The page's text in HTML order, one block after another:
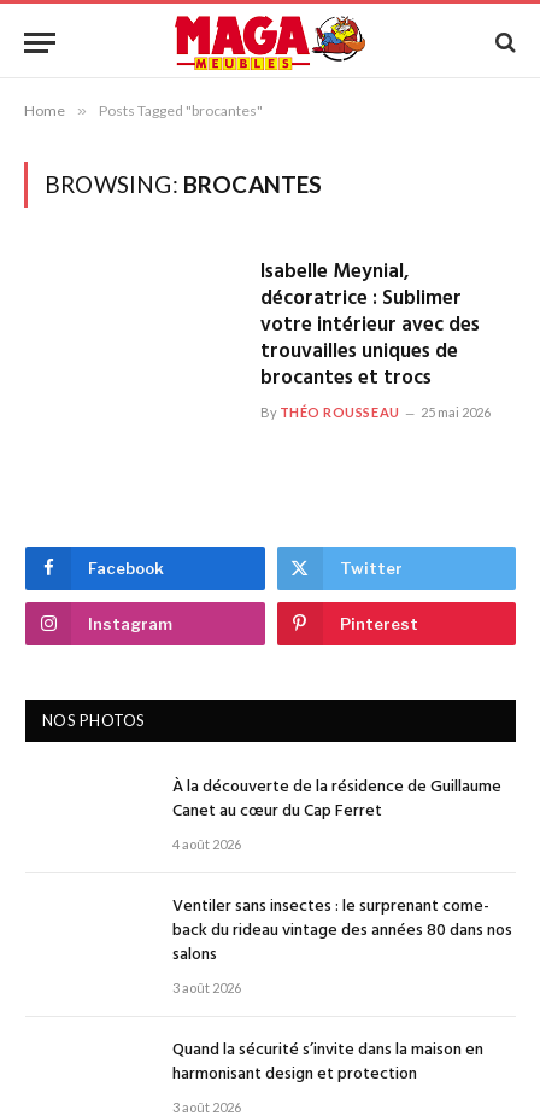
Home » Posts Tagged "brocantes"
BROWSING: BROCANTES
Isabelle Meynial,
décoratrice : Sublimer
votre intérieur avec des
trouvailles uniques de
brocantes et trocs
By THÉO ROUSSEAU 25 mai 2026
Facebook Twitter
Instagram Pinterest
NOS PHOTOS
À la découverte de la résidence de Guillaume
Canet au cœur du Cap Ferret
4 août 2026
Ventiler sans insectes : le surprenant come-
back du rideau vintage des années 80 dans nos
salons
3 août 2026
Quand la sécurité s’invite dans la maison en
harmonisant design et protection
3 août 2026